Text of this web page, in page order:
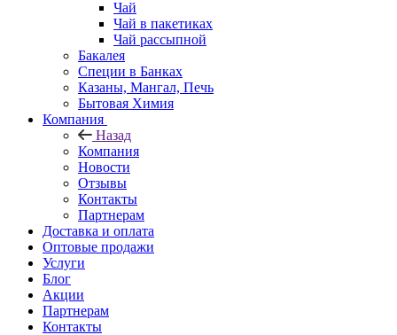
Чай
Чай в пакетиках
Чай рассыпной
Бакалея
Специи в Банках
Казаны, Мангал, Печь
Бытовая Химия
Компания
Назад
Компания
Новости
Отзывы
Контакты
Партнерам
Доставка и оплата
Оптовые продажи
Услуги
Блог
Акции
Партнерам
Контакты